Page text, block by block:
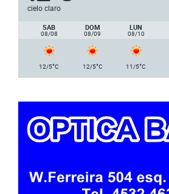
cielo claro
SAB
08/08
DOM
08/09
LUN
08/10
12/5°C 12/5°C 11/5°C